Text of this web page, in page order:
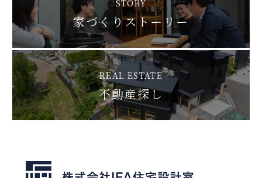
STORY
家づくりストーリー
REAL ESTATE
不動産探し